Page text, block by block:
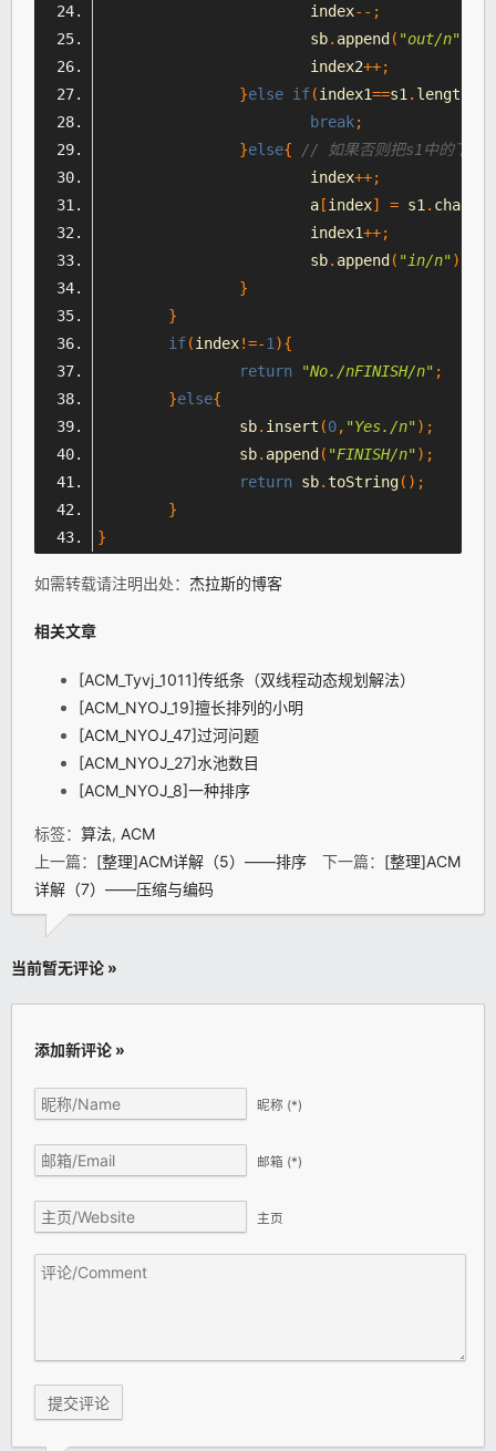
			index
--;
			sb
. append ( "out/n"
			index2
++;
}else if(index1==s1 . length
break;
}else{
// 如果否则把s1中的下一
			index
++;
			a
[index] = s1 . charAt
			index1
++;
			sb
. append ( "in/n" );
}
}
if(index!=-1 ){
return
"No./nFINISH/n" ;
}else{
		sb
. insert (0, "Yes./n" );
		sb
. append ( "FINISH/n" );
return sb.toString();
}
}
如需转载请注明出处： 杰拉斯的博客
相关文章
[ACM_Tyvj_1011]传纸条（双线程动态规划解法）
[ACM_NYOJ_19]擅长排列的小明
[ACM_NYOJ_47]过河问题
[ACM_NYOJ_27]水池数目
[ACM_NYOJ_8]一种排序
标签： 算法, ACM
上一篇： [整理]ACM详解（5）——排序 下一篇： [整理]ACM
详解（7）——压缩与编码
当前暂无评论 »
添加新评论 »
昵称 (*)
邮箱 (*)
主页